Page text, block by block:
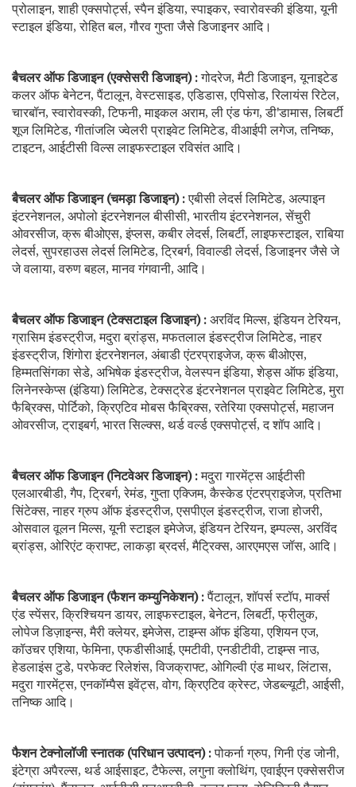
प्रोलाइन, शाही एक्सपोर्ट्स, स्पैन इंडिया, स्पाइकर, स्वारोवस्की इंडिया, यूनी
स्टाइल इंडिया, रोहित बल, गौरव गुप्ता जैसे डिजाइनर आदि।
बैचलर ऑफ डिजाइन (एक्सेसरी डिजाइन) :गोदरेज, मैटी डिजाइन, यूनाइटेड
कलर ऑफ बेनेटन, पैंटालून, वेस्टसाइड, एडिडास, एपिसोड, रिलायंस रिटेल,
चारबॉन, स्वारोवस्की, टिफनी, माइकल अराम, ली एंड फंग, डी'डामास, लिबर्टी
शूज लिमिटेड, गीतांजलि ज्वेलरी प्राइवेट लिमिटेड, वीआईपी लगेज, तनिष्क,
टाइटन, आईटीसी विल्स लाइफस्टाइल रविसंत आदि।
बैचलर ऑफ डिजाइन (चमड़ा डिजाइन) :एबीसी लेदर्स लिमिटेड, अल्पाइन
इंटरनेशनल, अपोलो इंटरनेशनल बीसीसी, भारतीय इंटरनेशनल, सेंचुरी
ओवरसीज, क्रू बीओएस, इंप्लस, कबीर लेदर्स, लिबर्टी, लाइफस्टाइल, राबिया
लेदर्स, सुपरहाउस लेदर्स लिमिटेड, ट्रिबर्ग, विवाल्डी लेदर्स, डिजाइनर जैसे जे
जे वलाया, वरुण बहल, मानव गंगवानी, आदि।
बैचलर ऑफ डिजाइन (टेक्सटाइल डिजाइन) : अरविंद मिल्स, इंडियन टेरियन,
ग्रासिम इंडस्ट्रीज, मदुरा ब्रांड्स, मफतलाल इंडस्ट्रीज लिमिटेड, नाहर
इंडस्ट्रीज, शिंगोरा इंटरनेशनल, अंबाडी एंटरप्राइजेज, क्रू बीओएस,
हिम्मतसिंगका सेडे, अभिषेक इंडस्ट्रीज, वेलस्पन इंडिया, शेड्स ऑफ इंडिया,
लिनेनस्केप्स (इंडिया) लिमिटेड, टेक्सट्रेड इंटरनेशनल प्राइवेट लिमिटेड, मुरा
फैब्रिक्स, पोर्टिको, क्रिएटिव मोबस फैब्रिक्स, रतेरिया एक्सपोर्ट्स, महाजन
ओवरसीज, ट्राइबर्ग, भारत सिल्क्स, थर्ड वर्ल्ड एक्सपोर्ट्स, द शॉप आदि।
बैचलर ऑफ डिजाइन (निटवेअर डिजाइन) :मदुरा गारमेंट्स आईटीसी
एलआरबीडी, गैप, ट्रिबर्ग, रेमंड, गुप्ता एक्जिम, कैस्केड एंटरप्राइजेज, प्रतिभा
सिंटेक्स, नाहर ग्रुप ऑफ इंडस्ट्रीज, एसपीएल इंडस्ट्रीज, राजा होजरी,
ओसवाल वूलन मिल्स, यूनी स्टाइल इमेजेज, इंडियन टेरियन, इम्पल्स, अरविंद
ब्रांड्स, ओरिएंट क्राफ्ट, लाकड़ा ब्रदर्स, मैट्रिक्स, आरएमएस जॉस, आदि।
बैचलर ऑफ डिजाइन (फैशन कम्युनिकेशन) :पैंटालून, शॉपर्स स्टॉप, मार्क्स
एंड स्पेंसर, क्रिश्चियन डायर, लाइफस्टाइल, बेनेटन, लिबर्टी, फ्रीलुक,
लोपेज डिज़ाइन्स, मैरी क्लेयर, इमेजेस, टाइम्स ऑफ इंडिया, एशियन एज,
कॉउचर एशिया, फेमिना, एफडीसीआई, एमटीवी, एनडीटीवी, टाइम्स नाउ,
हेडलाइंस टुडे, परफेक्ट रिलेशंस, विजक्राफ्ट, ओगिल्वी एंड माथर, लिंटास,
मदुरा गारमेंट्स, एनकॉम्पैस इवेंट्स, वोग, क्रिएटिव क्रेस्ट, जेडब्ल्यूटी, आईसी,
तनिष्क आदि।
फैशन टेक्नोलॉजी स्नातक (परिधान उत्पादन) :पोकर्ना ग्रुप, गिनी एंड जोनी,
इंटेग्रा अपैरल्स, थर्ड आईसाइट, टैफेल्स, लगुना क्लोथिंग, एवाईएन एक्सेसरीज